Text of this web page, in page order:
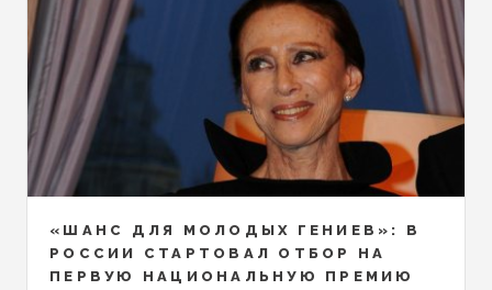
«ШАНС ДЛЯ МОЛОДЫХ ГЕНИЕВ»: В
РОССИИ СТАРТОВАЛ ОТБОР НА
ПЕРВУЮ НАЦИОНАЛЬНУЮ ПРЕМИЮ